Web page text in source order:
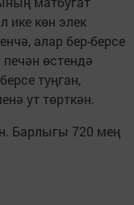
ике көн элек
алар бер-берсе
өстендә
туңган,
ут төрткән.
Барлыгы 720 мең